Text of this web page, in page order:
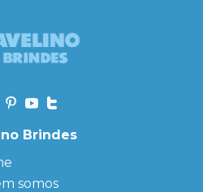
Brindes
somos